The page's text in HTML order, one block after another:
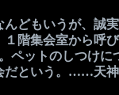
どもいうが、誠
階集会室から呼
ットのしつけに
という。……天神